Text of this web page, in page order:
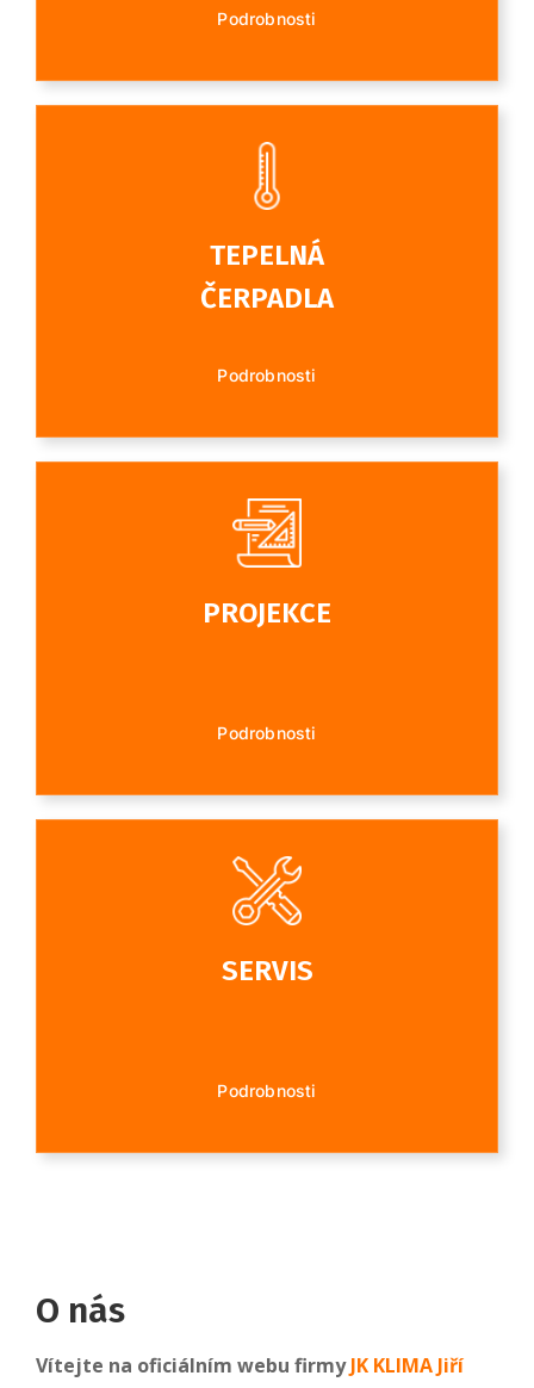
Podrobnosti
TEPELNÁ
ČERPADLA
Podrobnosti
PROJEKCE
Podrobnosti
SERVIS
Podrobnosti
O nás
Vítejte na oficiálním webu firmyJK KLIMA Jiří